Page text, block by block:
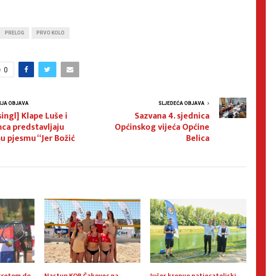
PRELOG PRVO KOLO
0
OBJAVA
Klape Luše i
predstavljaju
pjesmu “Jer Božić
SLJEDEĆA OBJAVA
Sazvana 4. sjednica
Općinskog vijeća Općine
Belica